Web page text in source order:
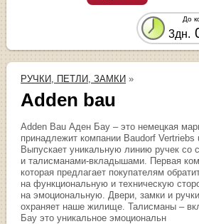
До
3дн.
РУЧКИ, ПЕТЛИ, ЗАМКИ »
Adden bau
Adden Bau Аден Бау – это немецкая
принадлежит компании Baudorf Vertriebs
Выпускает уникальную линию ручек со
и талисманами-вкладышами. Первая
которая предлагает покупателям
на функциональную и техническую
на эмоциональную. Двери, замки и
охраняет наше жилище. Талисманы –
Бау это уникальное эмоциональн